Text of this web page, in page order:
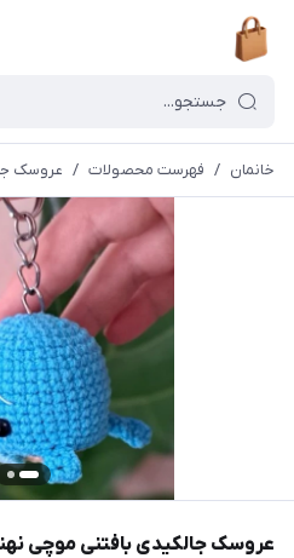
خانمان / فهرست محصولات / عروسک
عروسک جالکیدی بافتنی موچی نهنگ